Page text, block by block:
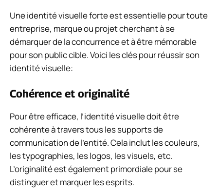
Une identité visuelle forte est essentielle pour toute
entreprise, marque ou projet cherchant à se
démarquer de la concurrence et à être mémorable
pour son public cible. Voici les clés pour réussir son
identité visuelle:
Cohérence et originalité
Pour être efficace, l’identité visuelle doit être
cohérente à travers tous les supports de
communication de l’entité. Cela inclut les couleurs,
les typographies, les logos, les visuels, etc.
L’originalité est également primordiale pour se
distinguer et marquer les esprits.